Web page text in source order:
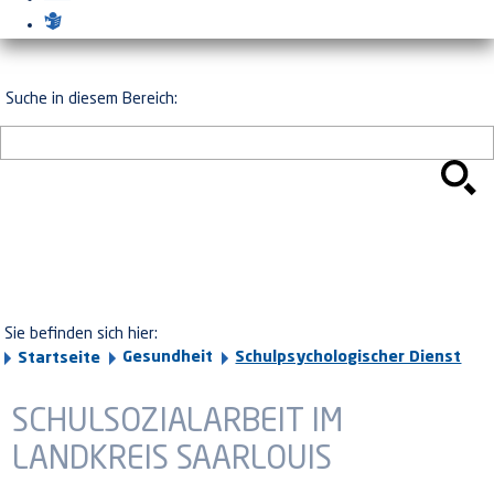
Suche in diesem Bereich:
Sie befinden sich hier:
Startseite
Gesundheit Schulpsychologischer Dienst
SCHULSOZIALARBEIT IM
LANDKREIS SAARLOUIS